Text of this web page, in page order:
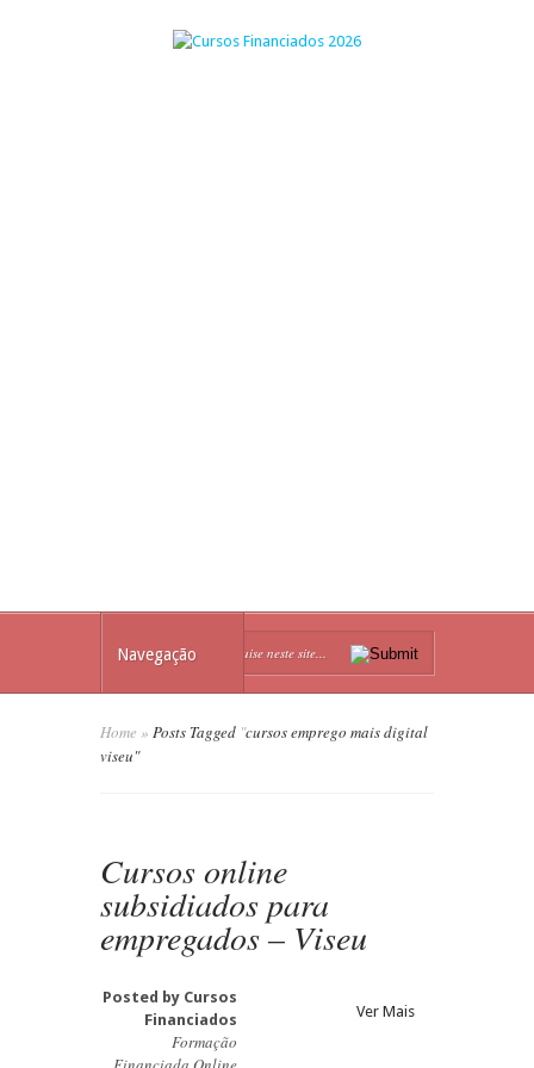
Navegação
Home » Posts Tagged "cursos emprego mais digital
viseu"
Cursos online
subsidiados para
empregados – Viseu
Posted by Cursos
Financiados
Formação
Ver Mais